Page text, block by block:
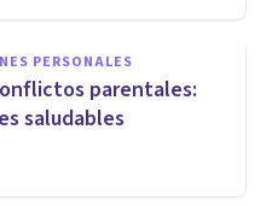
PERSONALES
parentales:
saludables